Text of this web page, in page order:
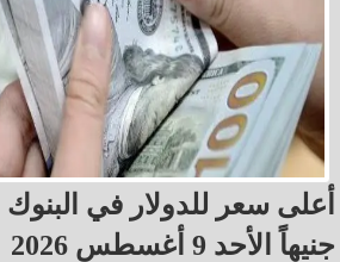
جنيهاً الأحد 9 أغسطس 2026